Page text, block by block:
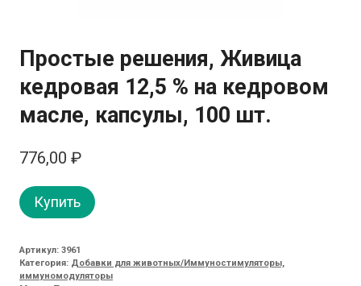
Простые решения, Живица
кедровая 12,5 % на кедровом
масле, капсулы, 100 шт.
776,00 ₽
Купить
Артикул: 3961
Категория: Добавки для животных/Иммуностимуляторы,
иммуномодуляторы